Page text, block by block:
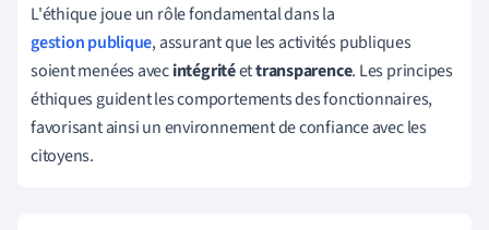
L'éthique joue un rôle fondamental dans la
gestion publique, assurant que les activités publiques
soient menées avecintégritéettransparence. Les principes
éthiques guident les comportements des fonctionnaires,
favorisant ainsi un environnement de confiance avec les
citoyens.